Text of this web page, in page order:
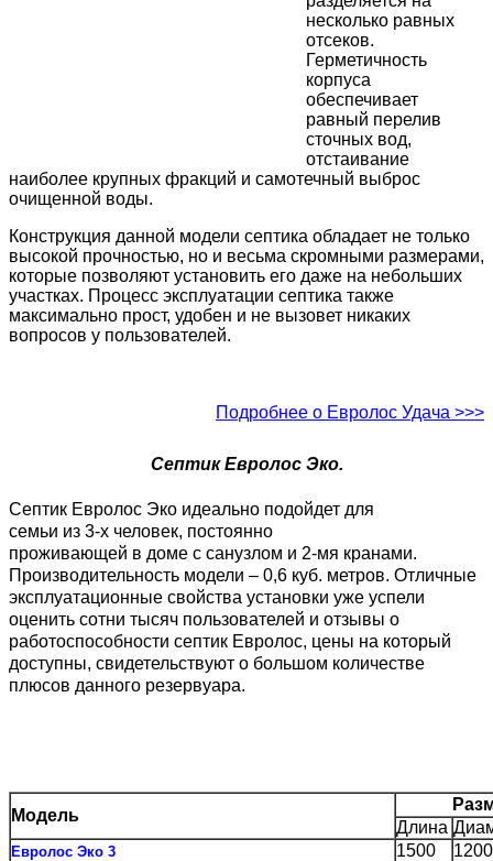
несколько равных
отсеков.
Герметичность
корпуса
обеспечивает
равный перелив
сточных вод,
отстаивание
наиболее крупных фракций и самотечный выброс
очищенной воды.
Конструкция данной модели септика обладает не только
высокой прочностью, но и весьма скромными размерами,
которые позволяют установить его даже на небольших
участках. Процесс эксплуатации септика также
максимально прост, удобен и не вызовет никаких
вопросов у пользователей.
Подробнее о Евролос Удача >>>
Септик Евролос Эко.
Септик Евролос Эко идеально подойдет для
семьи из 3-х человек, постоянно
проживающей в доме с санузлом и 2-мя кранами.
Производительность модели – 0,6 куб. метров. Отличные
эксплуатационные свойства установки уже успели
оценить сотни тысяч пользователей и отзывы о
работоспособности септик Евролос, цены на который
доступны, свидетельствуют о большом количестве
плюсов данного резервуара.
Модель
Длина
Евролос Эко 3 1500 1200